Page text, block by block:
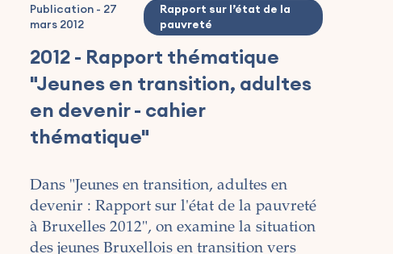
2012 - Rapport thématique
"Jeunes en transition, adultes
en devenir - cahier
thématique"
Publication- 27
mars 2012
Rapport sur l’état de la
pauvreté
Dans "Jeunes en transition, adultes en
devenir : Rapport sur l'état de la pauvreté
à Bruxelles 2012", on examine la situation
des jeunes Bruxellois en transition vers